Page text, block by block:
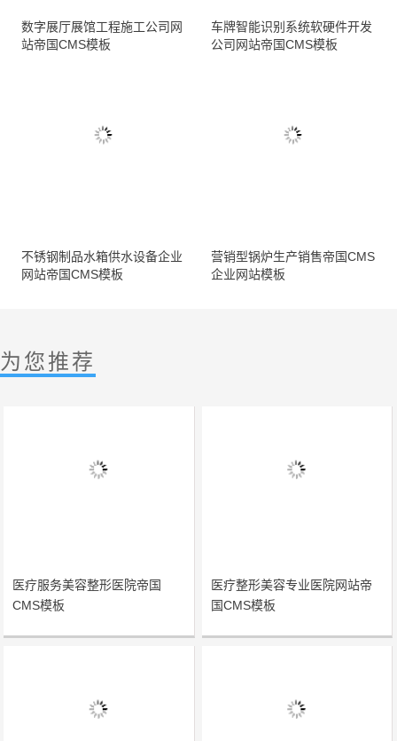
数字展厅展馆工程施工公司网
站帝国CMS模板
车牌智能识别系统软硬件开发
公司网站帝国CMS模板
不锈钢制品水箱供水设备企业
网站帝国CMS模板
营销型锅炉生产销售帝国CMS
企业网站模板
为您推荐
医疗服务美容整形医院帝国
CMS模板
医疗整形美容专业医院网站帝
国CMS模板